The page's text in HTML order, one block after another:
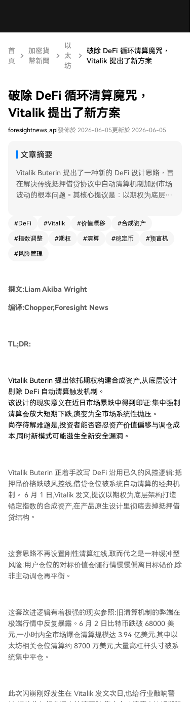
首
頁
加密貨
幣新聞
以
太
坊
破除 DeFi 循环清算魔咒，
Vitalik 提出了新方案
破除 DeFi 循环清算魔咒，
Vitalik 提出了新方案
foresightnews_api發佈於 2026-06-05更新於 2026-06-05
文章摘要
Vitalik Buterin 提出了一种新的 DeFi 设计思路，旨
在解决传统抵押借贷协议中自动清算机制加剧市场
波动的根本问题。其核心提议是：以期权为底层构
破预设阈值，仓位会被系统自动强制平仓。这在市
场暴跌时容易引发集中抛售，放大下跌幅度，形成
“清算-抛压-再清算”的恶性循环。 Vitalik 的新方
目标价格（如美元）的敞口会随着市场行情逐渐偏
移，而不会发生瞬间的清算事件。风险从“断崖式
平仓”转变为“渐进式价值偏离”，用户需要通过主
降低对高频率、实时预言机报价的依赖，允许采用
期调仓的成本；依赖 AMM 进行频繁调仓可能产生
高滑点；需要发展新的做市商模式提供流动性。它
更适合作为对冲或指数追踪工具，而非要求严格锚
定（如1美元）的会计结算型稳定币。 目前，该提
案尚处于理论探讨阶段，但标志着行业顶尖思维开
始质疑并寻求替代“强制清算”这一 DeFi 固有风控
#DeFi #Vitalik #价值漂移 #合成资产
#指数调整 #期权 #清算 #稳定币 #预言机
#风险管理
撰文:Liam Akiba Wright
编译:Chopper,Foresight News
TL;DR:
Vitalik Buterin 提出依托期权构建合成资产,从底层设计
剔除 DeFi 自动清算触发机制。
该设计的现实意义在近日市场暴跌中得到印证:集中强制
清算会放大短期下跌,演变为全市场系统性抛压。
尚存待解难题是,投资者能否容忍资产价值偏移与调仓成
本,同时新模式可能滋生全新安全漏洞。
Vitalik Buterin 正着手改写 DeFi 沿用已久的风控逻辑:抵
押品价格跌破风控线,借贷仓位被系统自动清算的经典机
制。 6 月 1 日,Vitalik 发文,提议以期权为底层架构打造
锚定指数的合成资产,在产品原生设计里彻底去掉抵押借
贷结构。
这套思路不再设置刚性清算红线,取而代之是一种缓冲型
风险:用户仓位的对标价值会随行情慢慢偏离目标锚价,除
非主动调仓再平衡。
这套改进逻辑有着极强的现实参照:旧清算机制的弊端在
极端行情中反复暴露。6 月 2 日比特币跌破 68000 美
元,一小时内全市场爆仓清算规模达 3.94 亿美元,其中以
太坊相关仓位清算约 8700 万美元,大量高杠杆头寸被系
统集中平仓。
此次闪崩刚好发生在 Vitalik 发文次日,也给行业敲响警